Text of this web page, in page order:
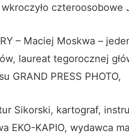
czteroosobowe
– Maciej Moskwa –
laureat tegorocznej
GRAND PRESS PHOTO,
Sikorski, kartograf,
EKO-KAPIO, wydawca